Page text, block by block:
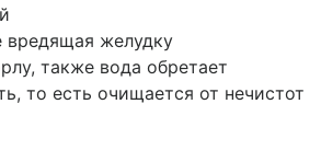
вредящая желудку
также вода обретает
то есть очищается от нечистот